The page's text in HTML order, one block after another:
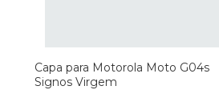
Capa para Motorola Moto G04s
Signos Virgem